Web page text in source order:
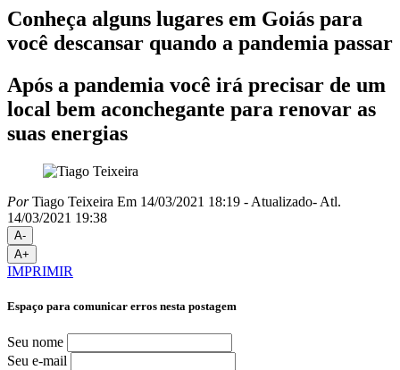
Conheça alguns lugares em Goiás para
você descansar quando a pandemia passar
Após a pandemia você irá precisar de um
local bem aconchegante para renovar as
suas energias
PorTiago Teixeira Em 14/03/2021 18:19 - Atualizado- Atl.
14/03/2021 19:38
A-
A+
IMPRIMIR
Espaço para comunicar erros nesta postagem
Seu nome
Seu e-mail